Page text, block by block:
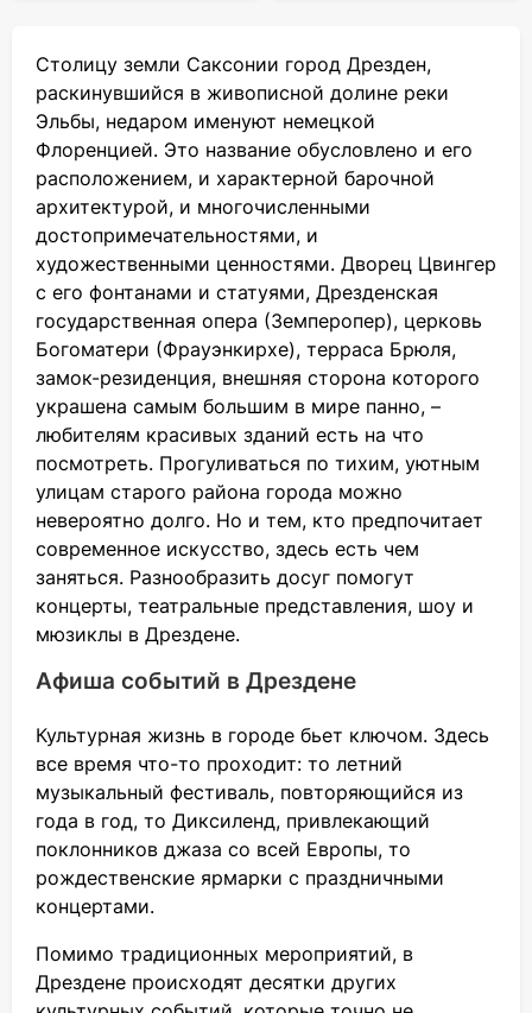
Столицу земли Саксонии город Дрезден,
раскинувшийся в живописной долине реки
Эльбы, недаром именуют немецкой
Флоренцией. Это название обусловлено и его
расположением, и характерной барочной
архитектурой, и многочисленными
достопримечательностями, и
художественными ценностями. Дворец Цвингер
с его фонтанами и статуями, Дрезденская
государственная опера (Земперопер), церковь
Богоматери (Фрауэнкирхе), терраса Брюля,
замок-резиденция, внешняя сторона которого
украшена самым большим в мире панно, –
любителям красивых зданий есть на что
посмотреть. Прогуливаться по тихим, уютным
улицам старого района города можно
невероятно долго. Но и тем, кто предпочитает
современное искусство, здесь есть чем
заняться. Разнообразить досуг помогут
концерты, театральные представления, шоу и
мюзиклы в Дрездене.
Афиша событий в Дрездене
Культурная жизнь в городе бьет ключом. Здесь
все время что-то проходит: то летний
музыкальный фестиваль, повторяющийся из
года в год, то Диксиленд, привлекающий
поклонников джаза со всей Европы, то
рождественские ярмарки с праздничными
концертами.
Помимо традиционных мероприятий, в
Дрездене происходят десятки других